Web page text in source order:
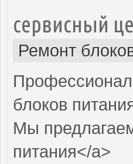
сервисный
Ремонт
блоков
Мы
питания</a>